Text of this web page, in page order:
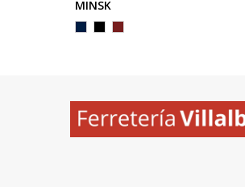
MINSK